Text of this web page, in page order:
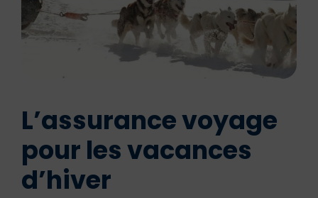
L’assurance voyage
pour les vacances
d’hiver